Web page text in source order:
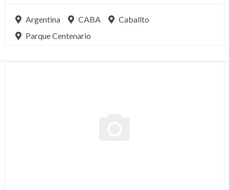
Argentina CABA
Caballto
Parque Centenario